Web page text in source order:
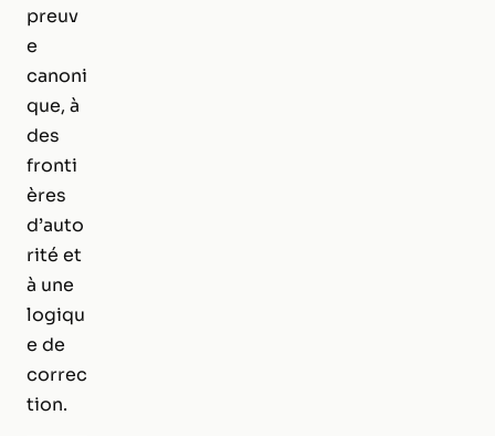
preuv
e
canoni
que, à
des
fronti
ères
d’auto
rité et
à une
logiqu
e de
correc
tion.